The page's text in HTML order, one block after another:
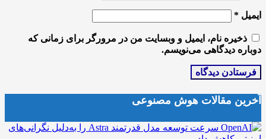
ایمیل *
ذخیره نام، ایمیل و وبسایت من در مرورگر برای زمانی که
دوباره دیدگاهی می‌نویسم.
آخرین مقالات هوش مصنوعی